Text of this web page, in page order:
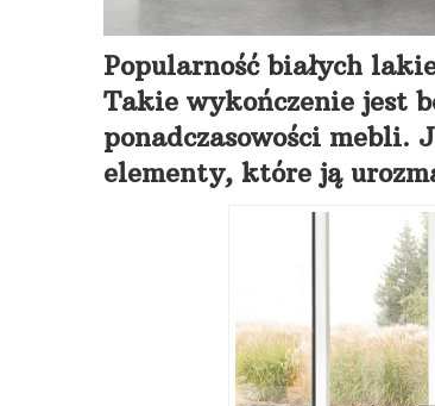
Popularność białych
Takie wykończenie jest
ponadczasowości mebli.
elementy, które ją